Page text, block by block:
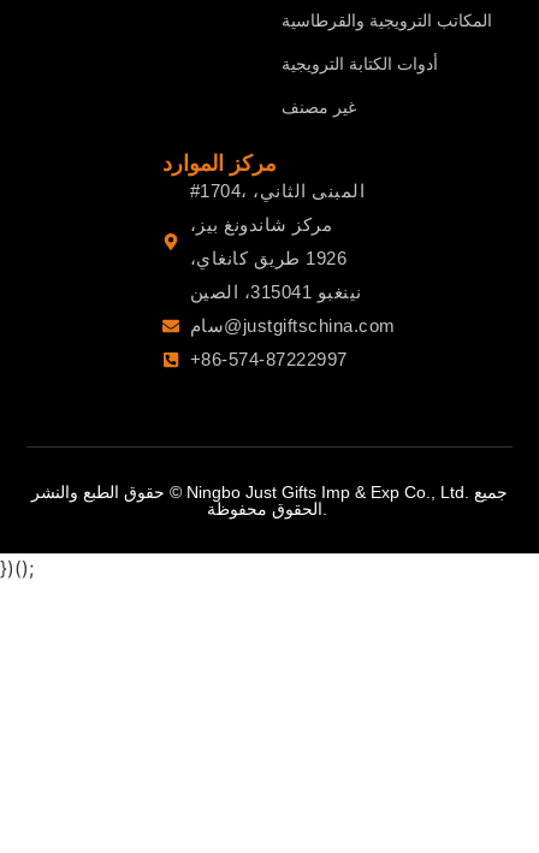
المكاتب الترويجية والقرطاسية
أدوات الكتابة الترويجية
غير مصنف
مركز الموارد
#1704، المبنى الثاني،
مركز شاندونغ بيز،
1926 طريق كانغاي،
نينغبو 315041، الصين
سام@justgiftschina.com
+86-574-87222997
حقوق الطبع والنشر © Ningbo Just Gifts Imp & Exp Co., Ltd. جميع
})();